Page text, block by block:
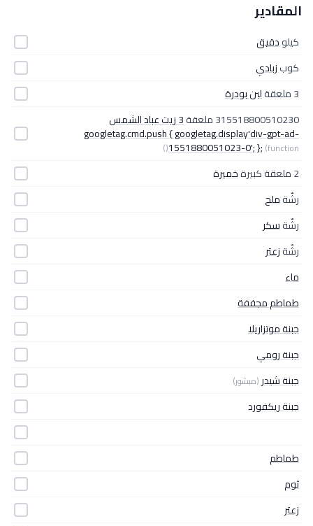
المقادير
كيلودقيق
كوبزبادي
3 ملعقة
لبن بودرة
315518800510230 ملعقة
3 زيت عباد الشمس
googletag.cmd.push { googletag.display'div-gpt-ad-
1551880051023-0'; }; (function()
2 ملعقة كبيرة
خميرة
رشّةملح
رشّةسكر
رشّةزعتر
ماء
طماطم مجففة
جبنة موتزاريلا
جبنة رومي
جبنة شيدر (مبشور)
جبنة ريكفورد
طماطم
ثوم
زعتر